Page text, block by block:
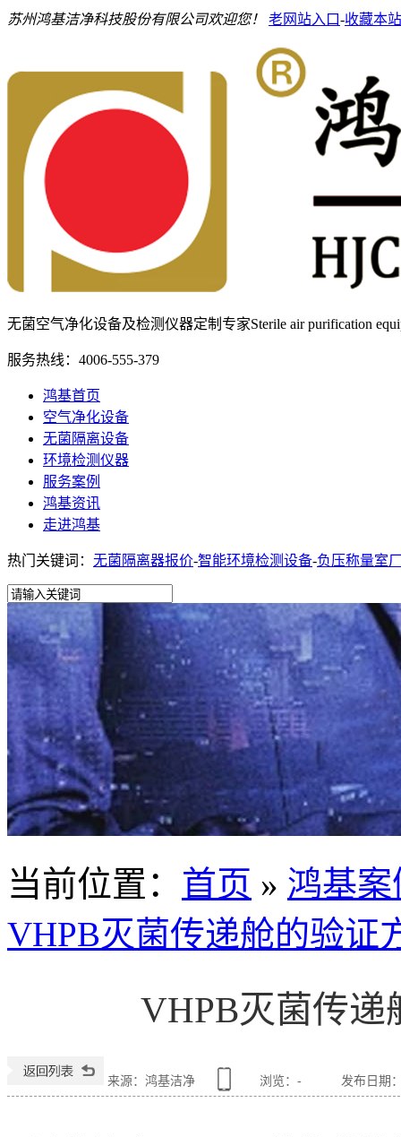
苏州鸿基洁净科技股份有限公司欢迎您！ 老网站入口-收藏本站
无菌空气净化设备及检测仪器定制专家Sterile air purification
服务热线： 4006-555-379
鸿基首页
空气净化设备
无菌隔离设备
环境检测仪器
服务案例
鸿基资讯
走进鸿基
热门关键词： 无菌隔离器报价-智能环境检测设备-负压称量室
当前位置 ： 首页 » 鸿基
VHPB灭菌传递舱的验证
VHPB灭菌传递
来源：鸿基洁净 浏览： - 发布日期